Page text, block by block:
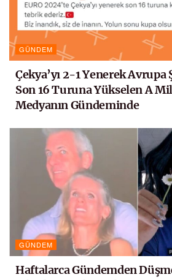
GÜNDEM
Çekya’yı 2-1 Yenerek Avrupa
Son 16 Turuna Yükselen A
Medyanın Gündeminde
GÜNDEM
Haftalarca Gündemden